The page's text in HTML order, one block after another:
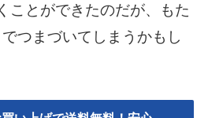
ことができたのだが、もた
つまづいてしまうかもし